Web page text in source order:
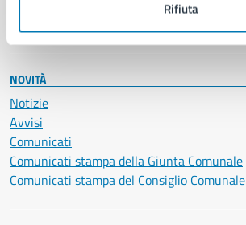
Rifiuta
NOVITÀ
Notizie
Avvisi
Comunicati
Comunicati stampa della Giunta Comunale
Comunicati stampa del Consiglio Comunale